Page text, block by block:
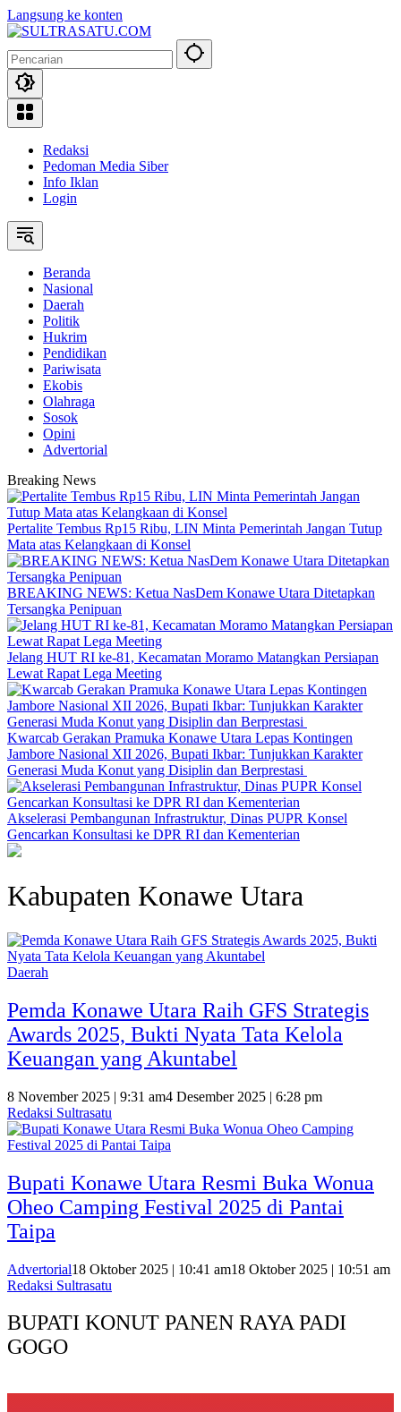
Langsung ke konten
Redaksi
Pedoman Media Siber
Info Iklan
Login
Beranda
Nasional
Daerah
Politik
Hukrim
Pendidikan
Pariwisata
Ekobis
Olahraga
Sosok
Opini
Advertorial
Breaking News
‎Pertalite Tembus Rp15 Ribu, LIN Minta Pemerintah Jangan Tutup
Mata atas Kelangkaan di Konsel
BREAKING NEWS: Ketua NasDem Konawe Utara Ditetapkan
Tersangka Penipuan
‎Jelang HUT RI ke-81, Kecamatan Moramo Matangkan Persiapan
Lewat Rapat Lega Meeting
‎Kwarcab Gerakan Pramuka Konawe Utara Lepas Kontingen
Jambore Nasional XII 2026, Bupati Ikbar: Tunjukkan Karakter
Generasi Muda Konut yang Disiplin dan Berprestasi ‎
Akselerasi Pembangunan Infrastruktur, Dinas PUPR Konsel
Gencarkan Konsultasi ke DPR RI dan Kementerian
Kabupaten Konawe Utara
Daerah
Pemda Konawe Utara Raih GFS Strategis
Awards 2025, Bukti Nyata Tata Kelola
Keuangan yang Akuntabel
8 November 2025 | 9:31 am4 Desember 2025 | 6:28 pm
Redaksi Sultrasatu
Bupati Konawe Utara Resmi Buka Wonua
Oheo Camping Festival 2025 di Pantai
Taipa
Advertorial18 Oktober 2025 | 10:41 am18 Oktober 2025 | 10:51 am
Redaksi Sultrasatu
BUPATI KONUT PANEN RAYA PADI
GOGO